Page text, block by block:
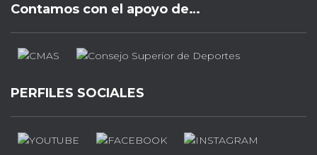
Contamos con el apoyo de…
PERFILES SOCIALES